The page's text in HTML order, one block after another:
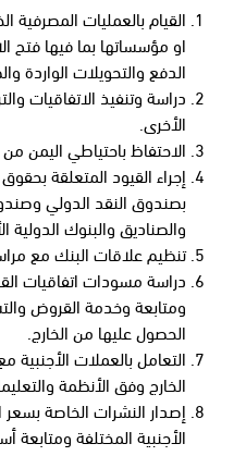
القيام بالعمليات المصرفية
او مؤسساتها بما فيها فتح
الدفع والتحويلات الواردة
دراسة وتنفيذ الاتفاقيات
الأخرى.
الاحتفاظ باحتياطي اليمن
إجراء القيود المتعلقة
بصندوق النقد الدولي
والصناديق والبنوك الدولية
تنظيم علاقات البنك مع
دراسة مسودات اتفاقيات
ومتابعة وخدمة القروض
الحصول عليها من الخارج.
التعامل بالعملات
الخارج وفق الأنظمة
إصدار النشرات الخاصة بسعر
الأجنبية المختلفة